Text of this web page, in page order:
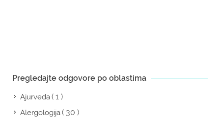
Pregledajte odgovore po oblastima
Ajurveda( 1 )
Alergologija( 30 )